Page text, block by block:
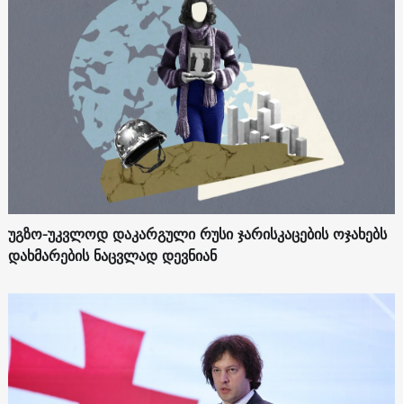
უგზო-უკვლოდ დაკარგული რუსი ჯარისკაცების ოჯახებს
დახმარების ნაცვლად დევნიან